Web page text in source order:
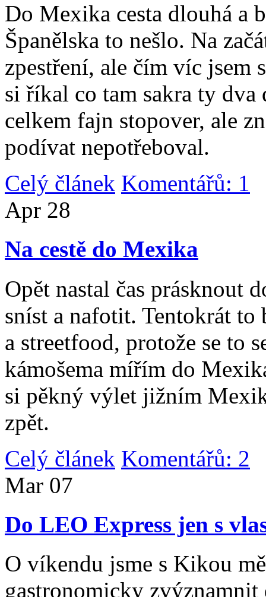
Do Mexika cesta dlouhá a
Španělska to nešlo. Na
zpestření, ale čím víc jsem
si říkal co tam sakra ty
celkem fajn stopover, ale
podívat nepotřeboval.
Celý článek Komentářů: 1
Apr 28
Na cestě do Mexika
Opět nastal čas prásknout
sníst a nafotit. Tentokrát
a streetfood, protože se to
kámošema mířím do
si pěkný výlet jižním
zpět.
Celý článek Komentářů: 2
Mar 07
Do LEO Express jen s
O víkendu jsme s Kikou
gastronomicky